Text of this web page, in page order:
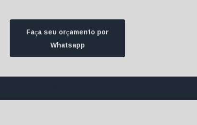
Faça seu orçamento por
Whatsapp